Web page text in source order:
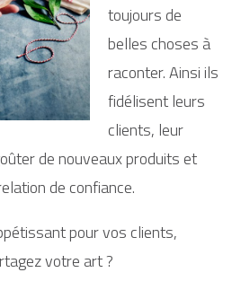
toujours de
belles choses à
raconter. Ainsi ils
fidélisent leurs
clients, leur
de nouveaux produits et
de confiance.
pour vos clients,
votre art ?